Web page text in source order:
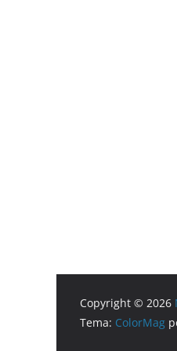
Copyright © 2026
Tema: ColorMag